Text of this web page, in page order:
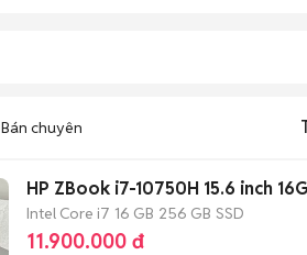
Bán chuyên
HP ZBook i7-10750H 15.6 inch
Intel Core i7 16 GB 256 GB SSD
11.900.000 đ